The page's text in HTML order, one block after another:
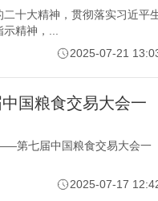
十大精神，贯彻落实习近平
精神，...
2025-07-21
国粮食交易大会一
第七届中国粮食交易大会一
2025-07-17